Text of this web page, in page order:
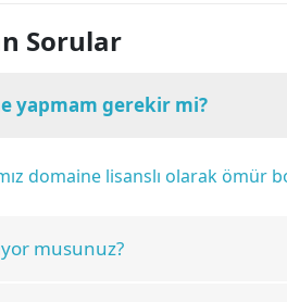
Sorular
yapmam gerekir mi?
domaine lisanslı olarak
musunuz?